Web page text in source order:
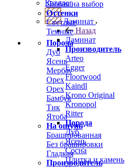
Любая на выбор
Оттенки
Светлые
Темные
Порода
Дуб
Ясень
Мербау
Орех
Орех
Бамбук
Тик
Ятоба
На ощупь
Брашированная
Без брашировки
Гладкая
Производитель
Каталог
Ламинат
Назад
Ламинат
Производитель
Arteo
Egger
Floorwood
Kaindl
Krono Original
Kronopol
Ritter
Порода
Дуб
Ясень
Сосна
Плитка и камень